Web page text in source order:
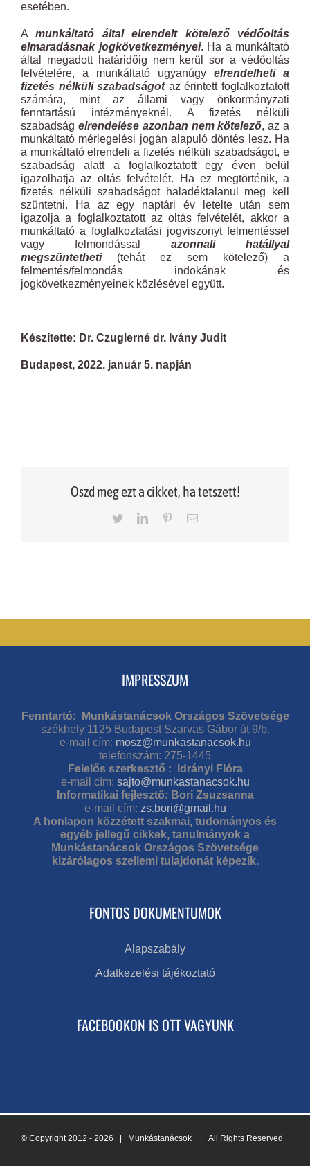
esetében.
Amunkáltató által elrendelt kötelező védőoltás
elmaradásnak jogkövetkezményei. Ha a munkáltató
által megadott határidőig nem kerül sor a védőoltás
felvételére, a munkáltató ugyanúgy elrendelheti a
fizetés nélküli szabadságotaz érintett foglalkoztatott
számára, mint az állami vagy önkormányzati
fenntartású intézményeknél. A fizetés nélküli
szabadság elrendelése azonban nem kötelező, az a
munkáltató mérlegelési jogán alapuló döntés lesz. Ha
a munkáltató elrendeli a fizetés nélküli szabadságot, e
szabadság alatt a foglalkoztatott egy éven belül
igazolhatja az oltás felvételét. Ha ez megtörténik, a
fizetés nélküli szabadságot haladéktalanul meg kell
szüntetni. Ha az egy naptári év letelte után sem
igazolja a foglalkoztatott az oltás felvételét, akkor a
munkáltató a foglalkoztatási jogviszonyt felmentéssel
vagy felmondással azonnali hatállyal
megszüntetheti(tehát ez sem kötelező) a
felmentés/felmondás indokának és
jogkövetkezményeinek közlésével együtt.
Készítette: Dr. Czuglerné dr. Ivány Judit
Budapest, 2022. január 5. napján
Oszd meg ezt a cikket, ha tetszett!
TwitterLinkedInPinterestEmail
IMPRESSZUM
Fenntartó: Munkástanácsok Országos Szövetsége
székhely:1125 Budapest Szarvas Gábor út 9/b.
e-mail cím: mosz@munkastanacsok.hu
telefonszám: 275-1445
Felelős szerkesztő : Idrányi Flóra
e-mail cím: sajto@munkastanacsok.hu
Informatikai fejlesztő: Bori Zsuzsanna
e-mail cím: zs.bori@gmail.hu
A honlapon közzétett szakmai, tudományos és
egyéb jellegű cikkek, tanulmányok a
Munkástanácsok Országos Szövetsége
kizárólagos szellemi tulajdonát képezik.
FONTOS DOKUMENTUMOK
Alapszabály
Adatkezelési tájékoztató
FACEBOOKON IS OTT VAGYUNK
© Copyright 2012 - 2026 | Munkástanácsok | All Rights Reserved